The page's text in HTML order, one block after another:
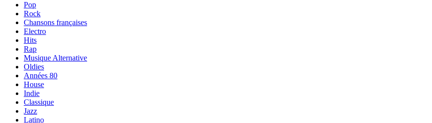
Pop
Rock
Chansons françaises
Electro
Hits
Rap
Musique Alternative
Oldies
Années 80
House
Indie
Classique
Jazz
Latino